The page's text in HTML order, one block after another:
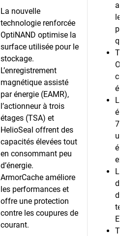
La nouvelle
technologie renforcée
OptiNAND optimise la
surface utilisée pour le
stockage.
L’enregistrement
magnétique assisté
par énergie (EAMR),
l’actionneur à trois
étages (TSA) et
HelioSeal offrent des
capacités élevées tout
en consommant peu
d’énergie.
ArmorCache améliore
les performances et
offre une protection
contre les coupures de
courant.